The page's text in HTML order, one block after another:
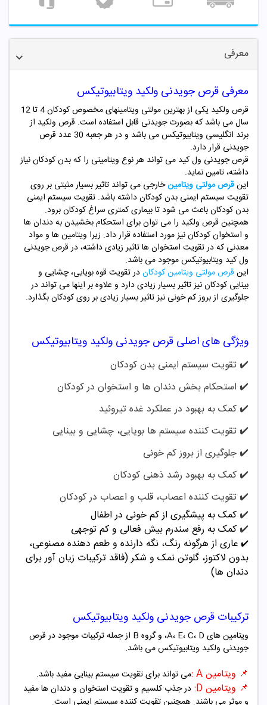
معرفی
معرفی قرص جویدنی ولکید ویتابیوتیکس
قرص ولکید یکی از بهترین مولتی ویتامینهای مخصوص کودکان 4 تا 12
سال می باشد که بصورت جویدنی قابل استفاده است. قرص ولکید از
برند انگلیسی ویتابیوتیکس می باشد و در هر جعبه 30 عدد قرص
جویدنی قرار دارد.
قرص جویدنی ول کید می تواند هر نوع ویتامینی را که بدن کودکان نیاز
داشته، تامین نماید.
اینقرص مولتی ویتامینخارجی می تواند تاثیر بسیار مثبتی بر روی
تقویت سیستم ایمنی بدن کودکان داشته باشد. تقویت سیستم ایمنی
بدن کودکان باعث می شود تا بیماری کمتری سراغ کودکان برود.
همچنین قرص ولکید را می توان برای استحکام بخشیدن به دندان ها
و استخوان کودکان نیز مورد استفاده قرار داد. زیرا ویتامین ها و مواد
معدنی که در تقویت استخوان ها تاثیر زیادی داشته، در قرص جویدنی
ول کید ویتابیوتیکس موجود می باشد.
این قرص مولتی ویتامین کودکاندر تقویت قوه بویایی، چشایی و
بینایی کودکان نیز تاثیر بسیار زیادی دارد و علاوه بر اینها می تواند در
جلوگیری از بروز کم خونی نیز تاثیر بسیار زیادی بر روی کودکان بگذارد.
ویژگی های اصلی قرص جویدنی ولکید ویتابیوتیکس
✔️تقویت سیستم ایمنی بدن کودکان
✔️ استحکام بخش دندان ها و استخوان در کودکان
✔️کمک به بهبود در عملکرد غده تیروئید
✔️تقویت کننده سیستم ها بویایی، چشایی و بینایی
✔️جلوگیری از بروز کم خونی
✔️کمک به بهبود رشد ذهنی کودکان
✔️تقویت کننده اعصاب، قلب و اعصاب در کودکان
✔️کمک به پیشگیری از کم خونی در اطفال
✔️کمک به رفع سندرم بیش فعالی و کم توجهی
✔️ عاری از هرگونه رنگ، نگه دارنده و طعم دهنده مصنوعی،
بدون لاکتوز، گلوتن نمک و شکر (فاقد ترکیبات زیان آور برای
دندان ها)
ترکیبات قرص جویدنی ولکید ویتابیوتیکس
ویتامین های A، E، C، D، و گروه B از جمله ترکیبات موجود در قرص
جويدنى ولکید ویتابیوتیکس می باشد.
📌 ویتامین A : می تواند برای تقویت سیستم بینایی مفید باشد.
📌 ویتامین D:
در جذب کلسیم و تقویت استخوان و دندان ها مفید
و موثر می باشند. همچنین تقویت کننده سیستم ایمنی است.